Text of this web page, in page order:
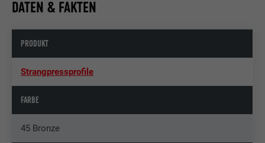
DATEN & FAKTEN
PRODUKT
Strangpressprofile
FARBE
45 Bronze